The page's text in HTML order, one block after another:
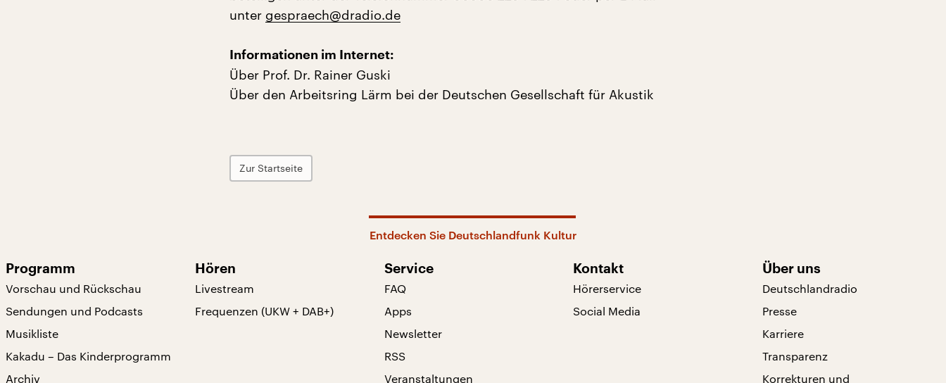
unter gespraech@dradio.de
Informationen im Internet:
Über Prof. Dr. Rainer Guski
Über den Arbeitsring Lärm bei der Deutschen Gesellschaft für Akustik
Zur Startseite
Entdecken Sie Deutschlandfunk Kultur
Programm
Vorschau und Rückschau
Sendungen und Podcasts
Musikliste
Kakadu – Das Kinderprogramm
Archiv
Hören
Livestream
Frequenzen (UKW + DAB+)
Service
FAQ
Apps
Newsletter
RSS
Veranstaltungen
Kontakt
Hörerservice
Social Media
Über uns
Deutschlandradio
Presse
Karriere
Transparenz
Korrekturen und